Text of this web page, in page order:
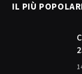
IL PIÙ